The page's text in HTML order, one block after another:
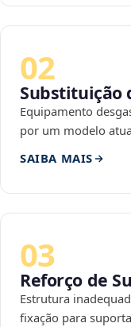
02
Substituição
Equipamento
por um modelo
SAIBA MAIS
03
Reforço de
Estrutura
fixação para